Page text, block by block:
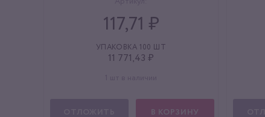
117,71 ₽
УПАКОВКА 100 ШТ
11 771,43 ₽
В КОРЗИНУ